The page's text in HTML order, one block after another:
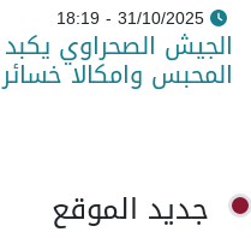
31/10/2025 - 18:19
الجيش الصحراوي
المحبس وامكالا
جديد الموقع